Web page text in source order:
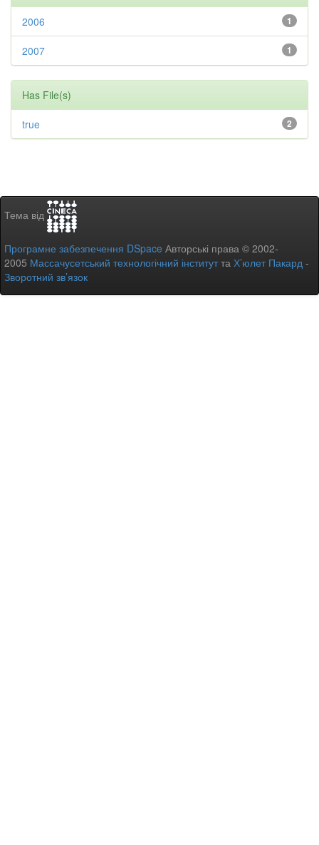
1
2006
1
2007
Has File(s)
2
true
Тема від
Програмне забезпечення DSpace Авторські права © 2002-
2005 Массачусетський технологічний інститутта Х’юлет Пакард -
Зворотний зв’язок